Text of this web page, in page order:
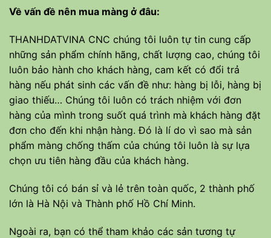
Về vấn đề nên mua màng ở đâu:
THANHDATVINA CNC chúng tôi luôn tự tin cung cấp
những sản phẩm chính hãng, chất lượng cao, chúng tôi
luôn bảo hành cho khách hàng, cam kết có đổi trả
hàng nếu phát sinh các vấn đề như: hàng bị lỗi, hàng bị
giao thiếu… Chúng tôi luôn có trách nhiệm với đơn
hàng của mình trong suốt quá trình mà khách hàng đặt
đơn cho đến khi nhận hàng. Đó là lí do vì sao mà sản
phẩm màng chống thấm của chúng tôi luôn là sự lựa
chọn ưu tiên hàng đầu của khách hàng.
Chúng tôi có bán sỉ và lẻ trên toàn quốc, 2 thành phố
lớn là Hà Nội và Thành phố Hồ Chí Minh.
Ngoài ra, bạn có thể tham khảo các sản tương tự